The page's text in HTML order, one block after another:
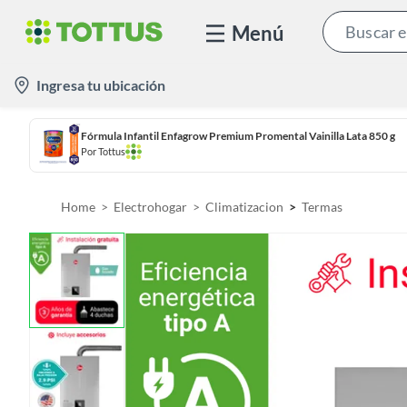
Menú
Ingresa tu ubicación
Fórmula Infantil Enfagrow Premium Promental Vainilla Lata 850 g
PorTottus
Home Electrohogar Climatizacion Termas